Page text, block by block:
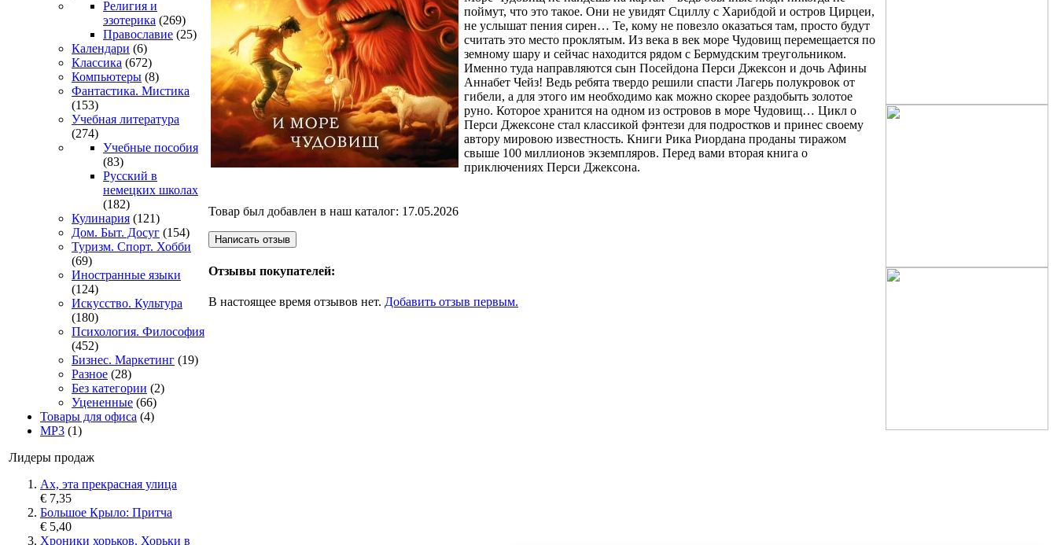
Религия и
эзотерика (269)
Православие (25)
Календари (6)
Классика (672)
Компьютеры (8)
Фантастика. Мистика
(153)
Учебная литература
(274)
Учебные пособия
(83)
Русский в
немецких школах
(182)
Кулинария (121)
Дом. Быт. Досуг (154)
Туризм. Спорт. Хобби
(69)
Иностранные языки
(124)
Искусство. Культура
(180)
Психология. Философия
(452)
Бизнес. Маркетинг (19)
Разное (28)
Без категории (2)
Уцененные (66)
Товары для офиса (4)
MP3 (1)
Лидеры продаж
Ах, эта прекрасная улица
€ 7,35
Большое Крыло: Притча
€ 5,40
Хроники хорьков. Хорьки в
поймут, что это такое. Они не увидят Сциллу с Харибдой и остров Цирцеи,
не услышат пения сирен… Те, кому не повезло оказаться там, просто будут
считать это место проклятым. Из века в век море Чудовищ перемещается по
земному шару и сейчас находится рядом с Бермудским треугольником.
Именно туда направляются сын Посейдона Перси Джексон и дочь Афины
Аннабет Чейз! Ведь ребята твердо решили спасти Лагерь полукровок от
гибели, а для этого им необходимо как можно скорее раздобыть золотое
руно. Которое хранится на одном из островов в море Чудовищ… Цикл о
Перси Джексоне стал классикой фэнтези для подростков и принес своему
автору мировою известность. Книги Рика Риордана проданы тиражом
свыше 100 миллионов экземпляров. Перед вами вторая книга о
приключениях Перси Джексона.
Товар был добавлен в наш каталог: 17.05.2026
Отзывы покупателей:
В настоящее время отзывов нет. Добавить отзыв первым.